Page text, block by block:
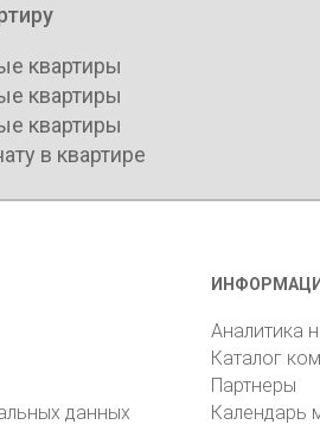
квартиры
квартиры
квартиры
в квартире
данных
Аналитика
Каталог
Партнеры
Календарь